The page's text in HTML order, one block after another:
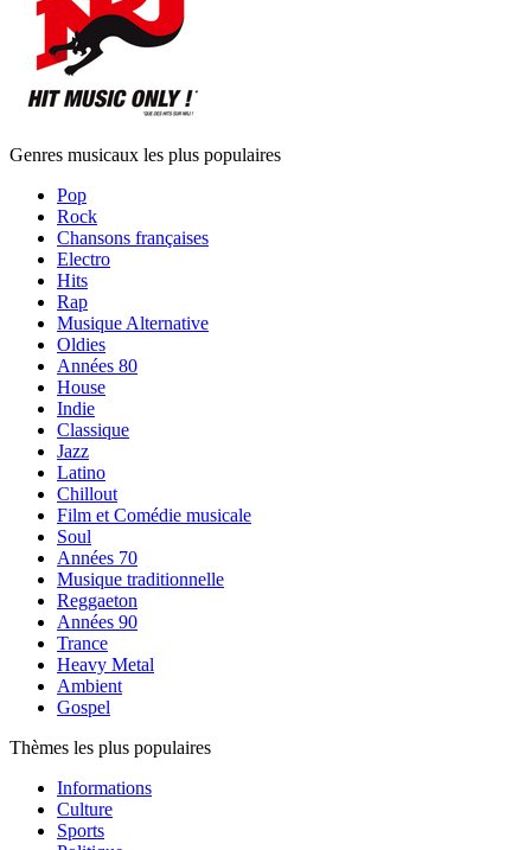
Genres musicaux les plus populaires
Pop
Rock
Chansons françaises
Electro
Hits
Rap
Musique Alternative
Oldies
Années 80
House
Indie
Classique
Jazz
Latino
Chillout
Film et Comédie musicale
Soul
Années 70
Musique traditionnelle
Reggaeton
Années 90
Trance
Heavy Metal
Ambient
Gospel
Thèmes les plus populaires
Informations
Culture
Sports